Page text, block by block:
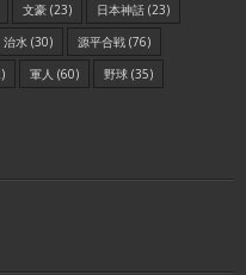
文豪 (23) 日本神話 (23)
治水 (30) 源平合戦 (76)
軍人 (60) 野球 (35)